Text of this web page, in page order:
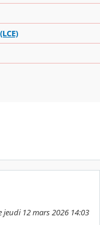
jeudi 12 mars 2026 14:03